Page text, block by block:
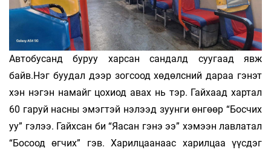
Автобусанд буруу харсан сандалд суугаад явж
байв.Нэг буудал дээр зогсоод хөдөлсний дараа гэнэт
хэн нэгэн намайг цохиод авах нь тэр. Гайхаад хартал
60 гаруй насны эмэгтэй нэлээд зуунги өнгөөр “Босчих
уу” гэлээ. Гайхсан би “Яасан гэнэ ээ” хэмээн лавлатал
“Босоод өгчих” гэв. Харилцаанаас харилцаа үүсдэг